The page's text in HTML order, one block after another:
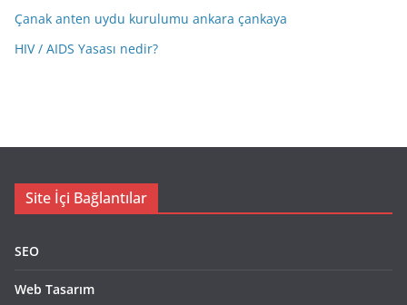
Çanak anten uydu kurulumu ankara çankaya
HIV / AIDS Yasası nedir?
Site İçi Bağlantılar
SEO
Web Tasarım